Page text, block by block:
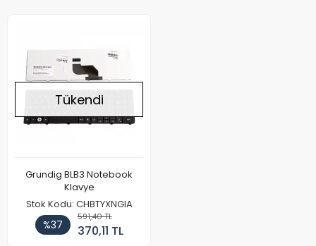
Tükendi
Grundig BLB3 Notebook
Klavye
Stok Kodu: CHBTYXNGIA
%37
591,40 TL
370,11 TL